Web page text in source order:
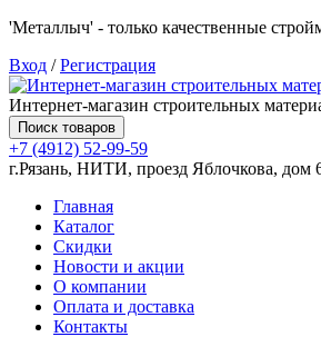
'Металлыч' - только качественные
Вход /Регистрация
Интернет-магазин строительных
Поиск товаров
+7 (4912) 52-99-59
г.Рязань, НИТИ, проезд Яблочкова, дом
Главная
Каталог
Скидки
Новости и акции
О компании
Оплата и доставка
Контакты